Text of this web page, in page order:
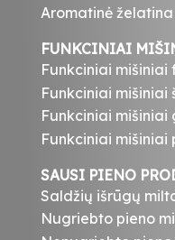
Aromatinė želatina
FUNKCINIAI
Funkciniai
Funkciniai mišiniai
Funkciniai
Funkciniai mišiniai
SAUSI PIENO
Saldžių išrūgų
Nugriebto pieno